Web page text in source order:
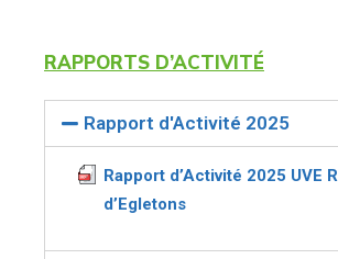
RAPPORTS D’ACTIVITÉ
Rapport d'Activité 2025
Rapport d’Activité 2025 UVE
d’Egletons